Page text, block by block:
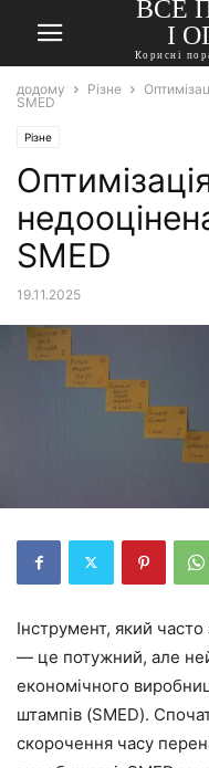
ВСЕ
І
Корисні
додому Різне
SMED
Різне
SMED
19.11.2025
Інструмент, який часто
— це потужний, але
економічного
штампів (SMED).
скорочення часу